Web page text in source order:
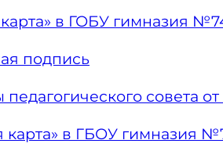
в ГОБУ гимназия
подпись
совета
карта» в ГБОУ гимназия